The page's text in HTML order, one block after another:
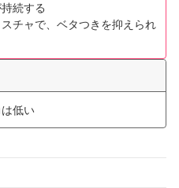
続する
チャで、ベタつきを抑えられ
低い